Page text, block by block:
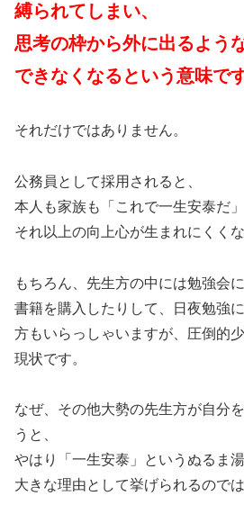
縛られてしまい、
思考の枠から外に出るよう
できなくなるという意味です
それだけではありません。
公務員として採用されると、
本人も家族も「これで一生安泰だ
それ以上の向上心が生まれにくくな
もちろん、先生方の中には勉強会
書籍を購入したりして、日夜勉強
方もいらっしゃいますが、圧倒的
現状です。
なぜ、その他大勢の先生方が自分
うと、
やはり「一生安泰」というぬるま
大きな理由として挙げられるので